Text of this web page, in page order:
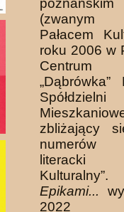
Pałacem
roku 2006 w
„Dąbrówka”
Spółdzielni
zbli­żający
numerów
literacki
Epikami...
2022